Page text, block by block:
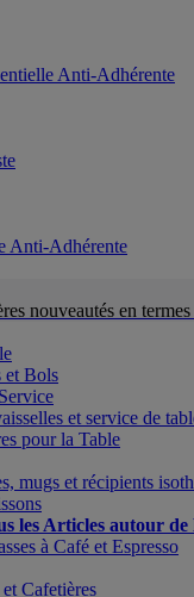
Anti-Adhérente
Anti-Adhérente
nouveautés en
et Bols
et service de
pour la Table
mugs et récipients
les Articles autour de
à Café et Espresso
Cafetières